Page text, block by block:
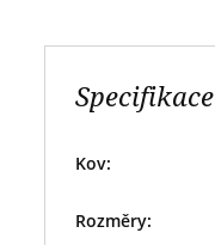
Specifikace
Kov:
Rozměry: